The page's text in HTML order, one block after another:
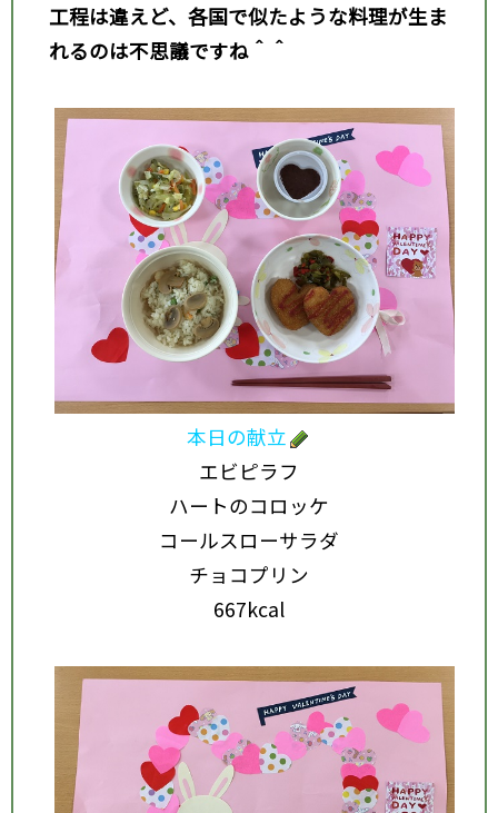
工程は違えど、各国で似たような料理が生ま
れるのは不思議ですね＾＾
本日の献立
エビピラフ
ハートのコロッケ
コールスローサラダ
チョコプリン
667kcal